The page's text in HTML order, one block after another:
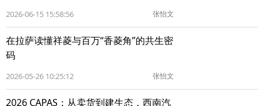
2026-06-15 15:58:56 张怡文
在拉萨读懂祥菱与百万“香菱角”的共生密
码
2026-05-26 10:25:12 张怡文
2026 CAPAS：从卖货到建生态，西南汽